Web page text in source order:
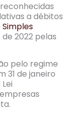
a débitos
Simples
2022 pelas
pelo regime
31 de janeiro